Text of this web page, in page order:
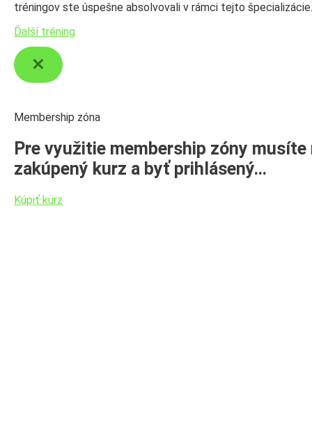
tréningov ste úspešne absolvovali v rámci tejto špecializácie.
Ďalší tréning
Membership zóna
Pre využitie membership zóny musíte
zakúpený kurz a byť prihlásený…
Kúpiť kurz